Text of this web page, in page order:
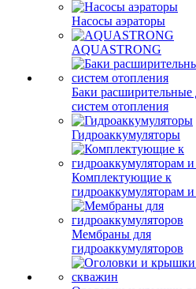
Насосы аэраторы
AQUASTRONG
Баки расширительные
систем отопления
Гидроаккумуляторы
Комплектующие к
гидроаккумуляторам
Мембраны для
гидроаккумуляторов